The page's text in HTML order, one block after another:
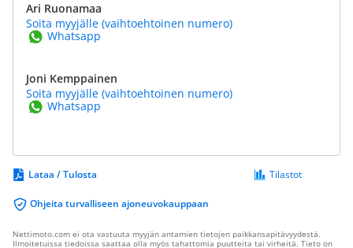
Ari Ruonamaa
Soita myyjälle (vaihtoehtoinen numero)
Whatsapp
Joni Kemppainen
Soita myyjälle (vaihtoehtoinen numero)
Whatsapp
Lataa / Tulosta
Ohjeita turvalliseen ajoneuvokauppaan
Tilastot
Nettimoto.com ei ota vastuuta myyjän antamien tietojen paikkansapitävyydestä.
Ilmoitetuissa tiedoissa saattaa olla myös tahattomia puutteita tai virheitä. Tieto on